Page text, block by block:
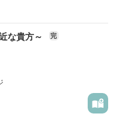
んだなあ・・・。
な貴方～ 完